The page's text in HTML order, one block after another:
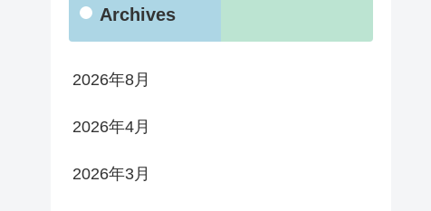
Archives
2026年8月
2026年4月
2026年3月